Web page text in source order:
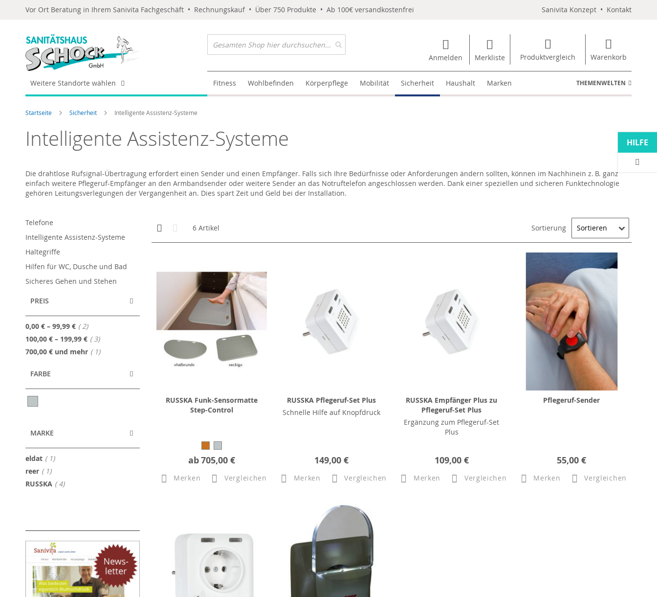
Vor Ort Beratung in Ihrem Sanivita Fachgeschäft • Rechnungskauf • Über 750 Produkte • Ab 100€ versandkostenfrei Sanivita Konzept • Kontakt
Anmelden Merkliste Produktvergleich Warenkorb
Weitere Standorte wählen Fitness Wohlbefinden Körperpflege Mobilität Sicherheit Haushalt Marken THEMENWELTEN
Startseite Sicherheit Intelligente Assistenz-Systeme
Intelligente Assistenz-Systeme
Die drahtlose Rufsignal-Übertragung erfordert einen Sender und einen Empfänger. Falls sich Ihre Bedürfnisse oder Anforderungen ändern sollten, können im Nachhinein z. B. ganz
einfach weitere Pflegeruf-Empfänger an den Armbandsender oder weitere Sender an das Notruftelefon angeschlossen werden. Dank einer speziellen und sicheren Funktechnologie
gehören Leitungsverlegungen der Vergangenheit an. Dies spart Zeit und Geld bei der Installation.
Anzeigen
als
Kachelansicht
Liste6 Artikel Sortierung
RUSSKA Funk-Sensormatte
Step-Control
ab705,00 €
Merken Vergleichen
RUSSKA Pflegeruf-Set Plus
Schnelle Hilfe auf Knopfdruck
149,00 €
Merken Vergleichen
RUSSKA Empfänger Plus zu
Pflegeruf-Set Plus
Ergänzung zum Pflegeruf-Set
Plus
109,00 €
Merken Vergleichen
Pflegeruf-Sender
55,00 €
Merken Vergleichen
Telefone
Intelligente Assistenz-Systeme
Haltegriffe
Hilfen für WC, Dusche und Bad
Sicheres Gehen und Stehen
PREIS
0,00 € – 99,99 € 2Artikel
100,00 € – 199,99 € 3Artikel
700,00 € und mehr 1Artikel
FARBE
MARKE
eldat 1Artikel
reer 1Artikel
RUSSKA 4Artikel
HILFE